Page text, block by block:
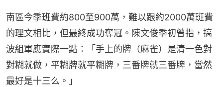
南區今季班費約800至900萬，難以跟約2000萬班費
的理文相比，但最終成功奪冠。陳文俊季初曾指，搞
波組軍應實際一點：「手上的牌（麻雀）是清一色對
對糊就做，平糊牌就平糊牌，三番牌就三番牌，當然
最好是十三么。」